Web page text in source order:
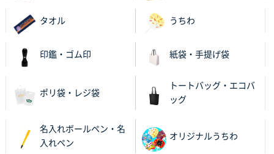
2025年11月25日 16:41
前回同様、安心できるから
uni ジェットストリーム 05
2025年11月21日 16:39
何度か注文していて、満足していたから
タオル うちわ
印鑑・ゴム印 紙袋・手提げ袋
ポリ袋・レジ袋
トートバッグ・エコバ
ッグ
名入れボールペン・名
入れペン
オリジナルうちわ